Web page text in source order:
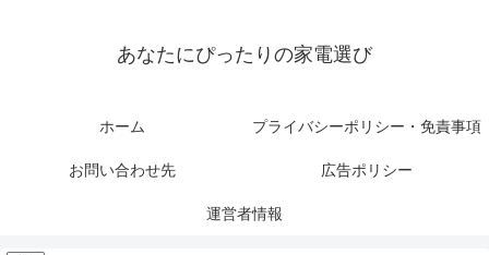
あなたにぴったりの家電選び
ホーム プライバシーポリシー・免責事項
お問い合わせ先 広告ポリシー
運営者情報